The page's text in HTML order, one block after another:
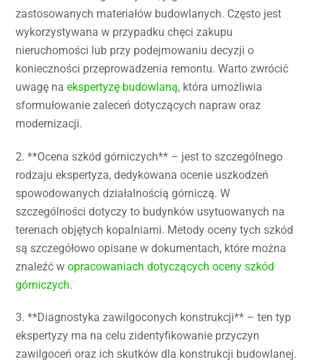
zastosowanych materiałów budowlanych. Często jest
wykorzystywana w przypadku chęci zakupu
nieruchomości lub przy podejmowaniu decyzji o
konieczności przeprowadzenia remontu. Warto zwrócić
uwagę naekspertyzę budowlaną, która umożliwia
sformułowanie zaleceń dotyczących napraw oraz
modernizacji.
2. **Ocena szkód górniczych** – jest to szczególnego
rodzaju ekspertyza, dedykowana ocenie uszkodzeń
spowodowanych działalnością górniczą. W
szczególności dotyczy to budynków usytuowanych na
terenach objętych kopalniami. Metody oceny tych szkód
są szczegółowo opisane w dokumentach, które można
znaleźć wopracowaniach dotyczących oceny szkód
górniczych.
3. **Diagnostyka zawilgoconych konstrukcji** – ten typ
ekspertyzy ma na celu zidentyfikowanie przyczyn
zawilgoceń oraz ich skutków dla konstrukcji budowlanej.